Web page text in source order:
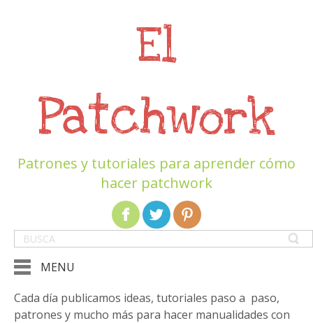
El
Patchwork
Patrones y tutoriales para aprender cómo
hacer patchwork
MENU
Cada día publicamos ideas, tutoriales paso a paso,
patrones y mucho más para hacer manualidades con